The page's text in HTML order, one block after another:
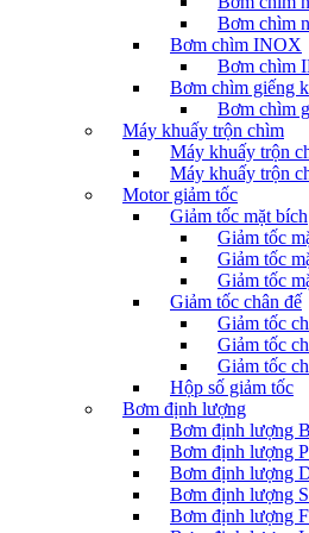
Bơm chìm
Bơm chìm INOX
Bơm chìm
Bơm chìm giếng
Bơm chìm
Máy khuấy trộn chìm
Máy khuấy trộn
Máy khuấy trộn
Motor giảm tốc
Giảm tốc mặt bích
Giảm tốc
Giảm tốc
Giảm tốc
Giảm tốc chân đế
Giảm tốc
Giảm tốc
Giảm tốc
Hộp số giảm tốc
Bơm định lượng
Bơm định lượng
Bơm định lượng
Bơm định lượng
Bơm định lượng
Bơm định lượng